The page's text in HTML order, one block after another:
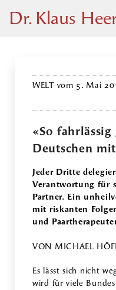
Dr. Klaus
WELT vom 5. Mai
«So
Deutschen
Jeder Dritte
Verantwortung für
Partner. Ein
mit riskanten
und
VON MICHAEL
Es lässt sich nicht
wird für viele